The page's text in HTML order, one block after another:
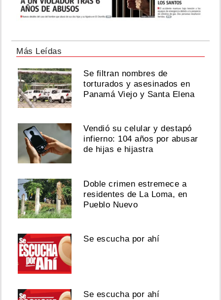
Más Leídas
Se filtran nombres de
torturados y asesinados en
Panamá Viejo y Santa Elena
Vendió su celular y destapó
infierno: 104 años por abusar
de hijas e hijastra
Doble crimen estremece a
residentes de La Loma, en
Pueblo Nuevo
Se escucha por ahí
Se escucha por ahí